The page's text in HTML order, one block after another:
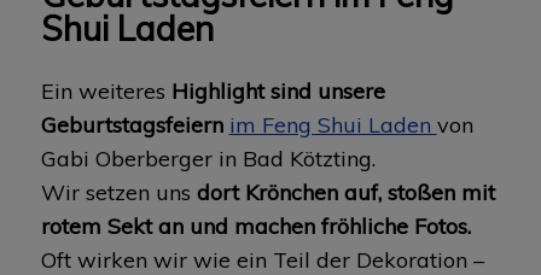
Shui Laden
Ein weiteres Highlight sind unsere
Geburtstagsfeiern im Feng Shui Laden von
Gabi Oberberger in Bad Kötzting.
Wir setzen uns dort Krönchen auf, stoßen mit
rotem Sekt an und machen fröhliche Fotos.
Oft wirken wir wie ein Teil der Dekoration –